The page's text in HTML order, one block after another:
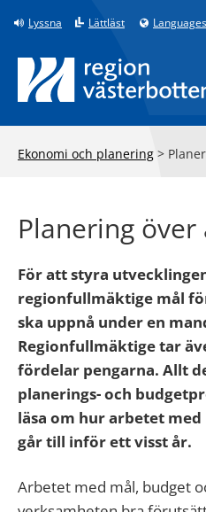
Till innehåll på sidan
Lyssna Lättläst Languages
Ekonomi och planering >
Planering över
För att styra
regionfullmäktige mål
ska uppnå under en
Regionfullmäktige tar
fördelar pengarna. Allt
planerings- och
läsa om hur arbetet
går till inför ett visst år.
Arbetet med mål, budget